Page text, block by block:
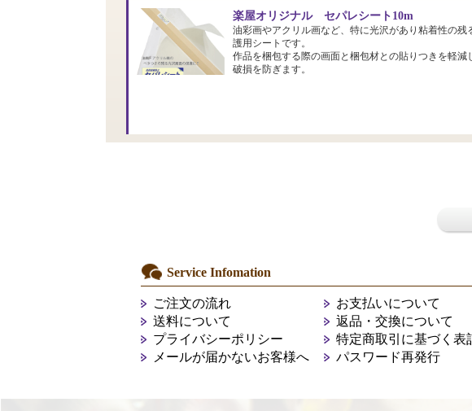
楽屋オリジナル セパレシート10m
油彩画やアクリル画など、特に光沢があり粘着性の残
護用シートです。
作品を梱包する際の画面と梱包材との貼りつきを軽減
破損を防ぎます。
Service Infomation
ご注文の流れ
お支払いについて
送料について
返品・交換について
プライバシーポリシー
特定商取引に基づく表
メールが届かないお客様へ
パスワード再発行